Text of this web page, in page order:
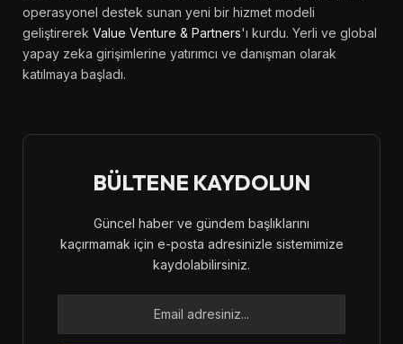
operasyonel destek sunan yeni bir hizmet modeli
geliştirerek Value Venture & Partners'ı kurdu. Yerli ve global
yapay zeka girişimlerine yatırımcı ve danışman olarak
katılmaya başladı.
BÜLTENE KAYDOLUN
Güncel haber ve gündem başlıklarını
kaçırmamak için e-posta adresinizle sistemimize
kaydolabilirsiniz.